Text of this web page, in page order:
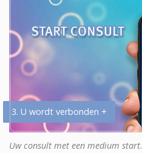
3. U wordt verbonden +
Uw consult met een medium start.